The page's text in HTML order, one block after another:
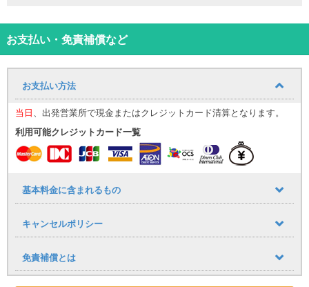
〇新車登録3年未満の車両をご提供！
〇出発前日までのご連絡でキャンセル料が無料となります！
要予約となります。
＜自動車保険・補償制度のおすすめポイント＞
〇補償も充実、万一の事故も安心、ワイド補償オプション選択可
能！
対人賠償：無制限/1名（自賠責保険含む）
対物賠償：無制限/1事故
人身傷害：無制限/1名
※当補償は、任意保険証券に準じます。
除です。
NOC（ノンオペレーションチャージ）は、別途（下記の料金）負担
となります。
自走できる状態で返却する事故の場合・・・2万円
お支払い・免責補償など
お支払い方法
当日、出発営業所で現金またはクレジットカード清算となります。
利用可能クレジットカード一覧
基本料金に含まれるもの
キャンセルポリシー
免責補償とは